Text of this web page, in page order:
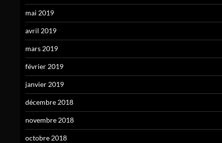
mai 2019
avril 2019
mars 2019
février 2019
janvier 2019
décembre 2018
novembre 2018
octobre 2018